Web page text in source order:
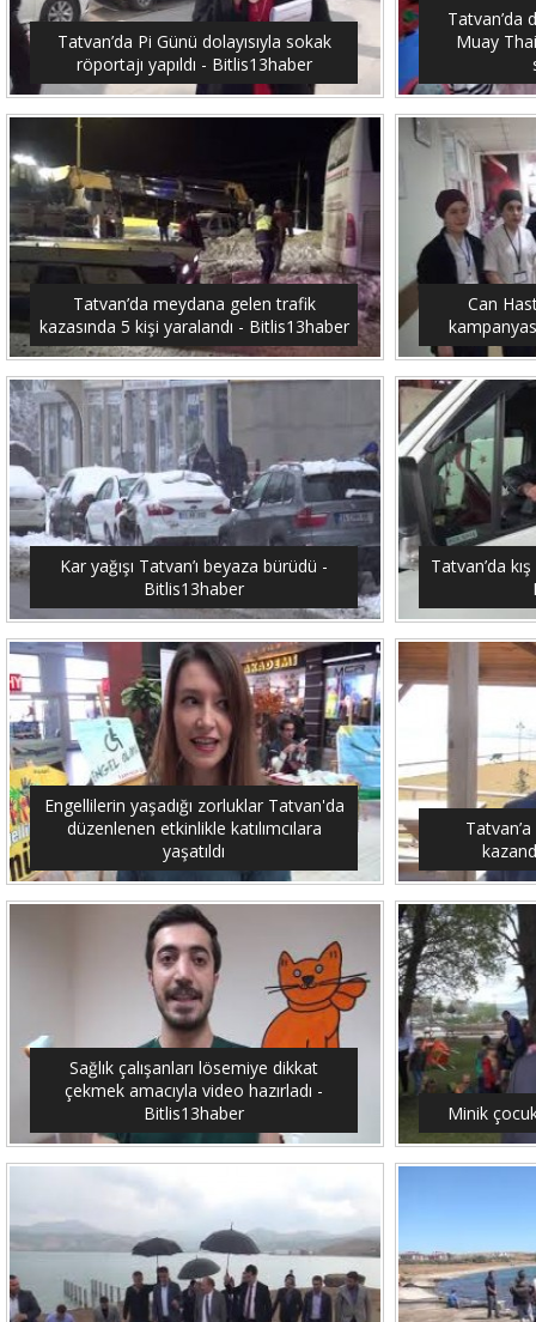
Tatvan’da Pi Günü dolayısıyla sokak
röportajı yapıldı - Bitlis13haber
Tatvan’da
Muay
Tatvan’da meydana gelen trafik
kazasında 5 kişi yaralandı - Bitlis13haber
Can
Kar yağışı Tatvan’ı beyaza bürüdü -
Bitlis13haber
Tatvan’da
Engellilerin yaşadığı zorluklar Tatvan'da
düzenlenen etkinlikle katılımcılara
yaşatıldı
Sağlık çalışanları lösemiye dikkat
çekmek amacıyla video hazırladı -
Bitlis13haber
Minik